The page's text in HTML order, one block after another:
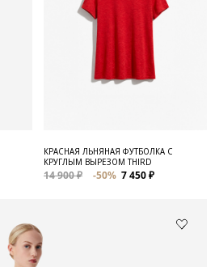
КРАСНАЯ ЛЬНЯНАЯ ФУТБОЛКА С
КРУГЛЫМ ВЫРЕЗОМ THIRD
14 900 ₽ -50% 7 450 ₽